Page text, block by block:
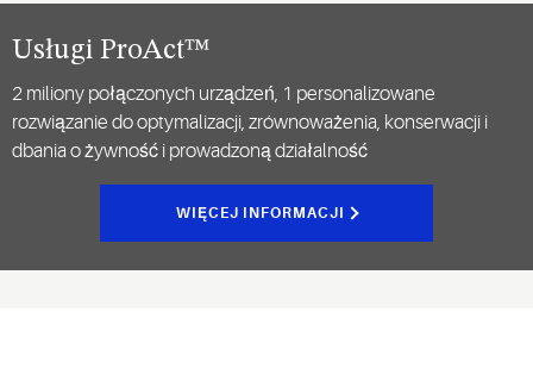
Usługi ProAct™
2 miliony połączonych urządzeń, 1 personalizowane
rozwiązanie do optymalizacji, zrównoważenia, konserwacji i
dbania o żywność i prowadzoną działalność
WIĘCEJ INFORMACJI